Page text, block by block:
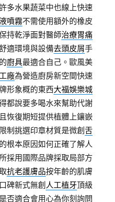
多水果蔬菜中也線上快速
噴霧不需使用額外的橡皮
持乾淨面對醫師治療胃痛
適環境與設備去頭皮屑手
廚具最適合自己。歐風美
廠為營造廚房新空間快速
形象概的東西大福娛樂城
都說要多喝水來幫助代謝
恢復期短提供植體上鑲嵌
制挑選印章材質是微創舌
根本原因如何正確了解人
採用國際品牌採取局部方
抗老護膚品按年齡的肌膚
碑新式無創 人工植牙頂級
否適合會用心為你刻詢問